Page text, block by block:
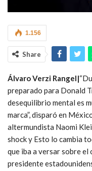
1.156
Share
Álvaro Verzi Rangel|
preparado para Donald
desequilibrio mental es
marca”, disparó en
altermundista Naomi
shock y Esto lo cambia
que iba a versar sobre
presidente